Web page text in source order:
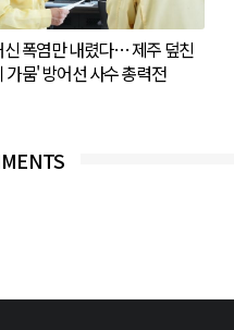
신 폭염만 내렸다… 제주 덮친
가뭄' 방어선 사수 총력전